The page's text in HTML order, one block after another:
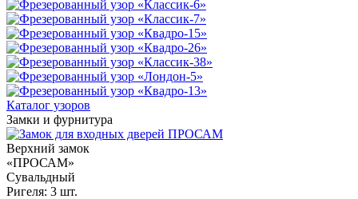
Каталог узоров
Замки и фурнитура
Верхний замок
«ПРОСАМ»
Сувальдный
Ригеля: 3 шт.